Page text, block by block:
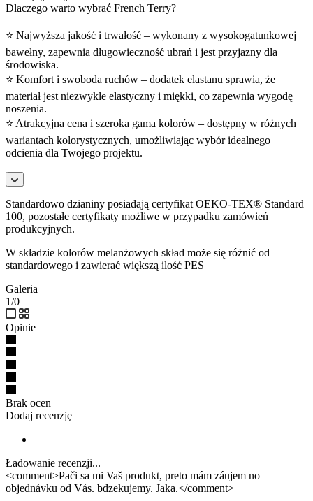
Dlaczego warto wybrać French Terry?
⭐ Najwyższa jakość i trwałość – wykonany z wysokogatunkowej
bawełny, zapewnia długowieczność ubrań i jest przyjazny dla
środowiska.
⭐ Komfort i swoboda ruchów – dodatek elastanu sprawia, że
materiał jest niezwykle elastyczny i miękki, co zapewnia wygodę
noszenia.
⭐ Atrakcyjna cena i szeroka gama kolorów – dostępny w różnych
wariantach kolorystycznych, umożliwiając wybór idealnego
odcienia dla Twojego projektu.
Standardowo dzianiny posiadają certyfikat OEKO-TEX® Standard
100, pozostałe certyfikaty możliwe w przypadku zamówień
produkcyjnych.
W składzie kolorów melanżowych skład może się różnić od
standardowego i zawierać większą ilość PES
Galeria
1/0 —
Opinie
Brak ocen
Dodaj recenzję
Ładowanie recenzji...
<comment>Pači sa mi Vaš produkt, preto mám záujem no
objednávku od Vás. bdzekujemy. Jaka.</comment>